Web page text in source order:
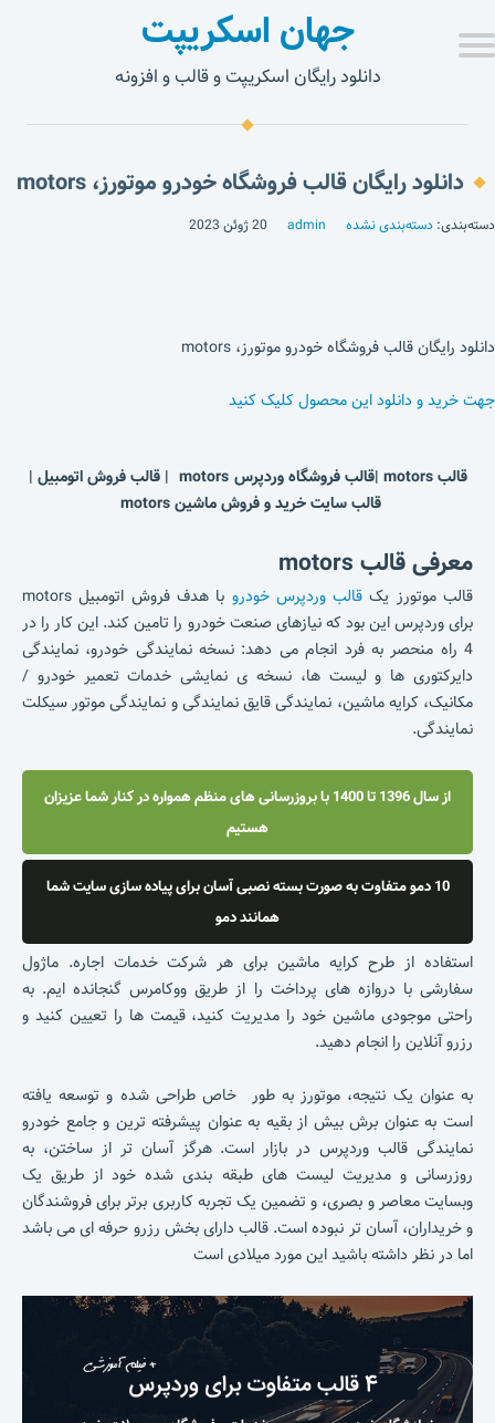
جهان اسکریپت
دانلود رایگان اسکریپت و قالب و افزونه
دانلود رایگان قالب فروشگاه خودرو موتورز، motors
دسته‌بندی: دسته‌بندی نشده admin 20 ژوئن 2023
دانلود رایگان قالب فروشگاه خودرو موتورز، motors
جهت خرید و دانلود این محصول کلیک کنید
قالب motors |قالب فروشگاه وردپرس motors | قالب فروش اتومبیل |
قالب سایت خرید و فروش ماشین motors
معرفی قالب motors
قالب موتورز یک قالب وردپرس خودرو
با هدف فروش اتومبیل motors
برای وردپرس این بود که نیازهای صنعت خودرو را تامین کند. این کار را در
4 راه منحصر به فرد انجام می دهد: نسخه نمایندگی خودرو، نمایندگی
دایرکتوری ها و لیست ها، نسخه ی نمایشی خدمات تعمیر خودرو /
مکانیک، کرایه ماشین، نمایندگی قایق نمایندگی و نمایندگی موتور سیکلت
نمایندگی.
از سال 1396 تا 1400 با بروزرسانی های منظم همواره در کنار شما عزیزان
هستیم
10 دمو متفاوت به صورت بسته نصبی آسان برای پیاده سازی سایت شما
همانند دمو
استفاده از طرح کرایه ماشین برای هر شرکت خدمات اجاره. ماژول
سفارشی با دروازه های پرداخت را از طریق ووکامرس گنجانده ایم. به
راحتی موجودی ماشین خود را مدیریت کنید، قیمت ها را تعیین کنید و
رزرو آنلاین را انجام دهید.
به عنوان یک نتیجه، موتورز به طور خاص طراحی شده و توسعه یافته
است به عنوان برش بیش از بقیه به عنوان پیشرفته ترین و جامع خودرو
نمایندگی قالب وردپرس در بازار است.هرگز آسان تر از ساختن، به
روزرسانی و مدیریت لیست های طبقه بندی شده خود از طریق یک
وبسایت معاصر و بصری، و تضمین یک تجربه کاربری برتر برای فروشندگان
و خریداران، آسان تر نبوده است. قالب دارای بخش رزرو حرفه ای می باشد
اما در نظر داشته باشید این مورد میلادی است